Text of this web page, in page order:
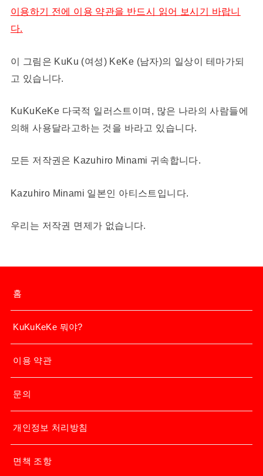
이용하기 전에 이용 약관을 반드시 읽어 보시기 바랍니
다.
이 그림은 KuKu (여성) KeKe (남자)의 일상이 테마가되
고 있습니다.
KuKuKeKe 다국적 일러스트이며, 많은 나라의 사람들에
의해 사용달라고하는 것을 바라고 있습니다.
모든 저작권은 Kazuhiro Minami 귀속합니다.
Kazuhiro Minami 일본인 아티스트입니다.
우리는 저작권 면제가 없습니다.
홈
KuKuKeKe 뭐야?
이용 약관
문의
개인정보 처리방침
면책 조항